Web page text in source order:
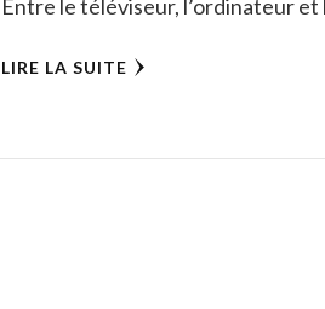
Entre le téléviseur, l’ordinateur
LIRE LA SUITE